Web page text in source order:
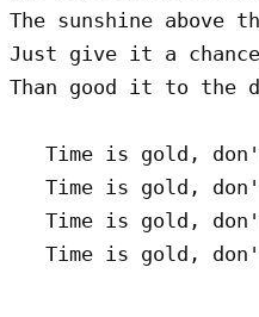
The sunshine above
Just give it a
Than good it to the
Time is gold,
Time is gold,
Time is gold,